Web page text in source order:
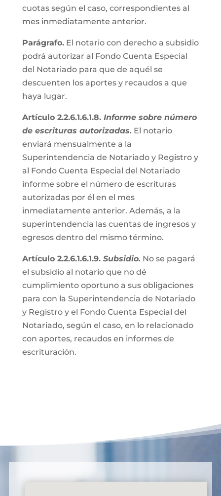
cuotas según el caso, correspondientes al
mes inmediatamente anterior.
Parágrafo.El notario con derecho a subsidio
podrá autorizar al Fondo Cuenta Especial
del Notariado para que de aquél se
descuenten los aportes y recaudos a que
haya lugar.
Artículo 2.2.6.1.6.1.8. Informe sobre número
de escrituras autorizadas. El notario
enviará mensualmente a la
Superintendencia de Notariado y Registro y
al Fondo Cuenta Especial del Notariado
informe sobre el número de escrituras
autorizadas por él en el mes
inmediatamente anterior. Además, a la
superintendencia las cuentas de ingresos y
egresos dentro del mismo término.
Artículo 2.2.6.1.6.1.9. Subsidio. No se pagará
el subsidio al notario que no dé
cumplimiento oportuno a sus obligaciones
para con la Superintendencia de Notariado
y Registro y el Fondo Cuenta Especial del
Notariado, según el caso, en lo relacionado
con aportes, recaudos en informes de
escrituración.